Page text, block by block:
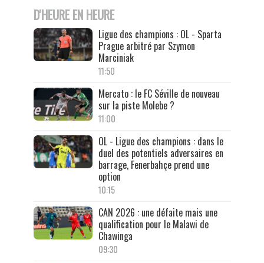
D'HEURE EN HEURE
Ligue des champions : OL - Sparta
Prague arbitré par Szymon
Marciniak
11:50
Mercato : le FC Séville de nouveau
sur la piste Molebe ?
11:00
OL - Ligue des champions : dans le
duel des potentiels adversaires en
barrage, Fenerbahçe prend une
option
10:15
CAN 2026 : une défaite mais une
qualification pour le Malawi de
Chawinga
09:30